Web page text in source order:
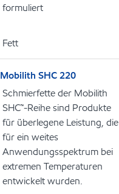
formuliert
Fett
Mobilith SHC 220
Schmierfette der Mobilith
SHC™-Reihe sind Produkte
für überlegene Leistung, die
für ein weites
Anwendungsspektrum bei
extremen Temperaturen
entwickelt wurden.